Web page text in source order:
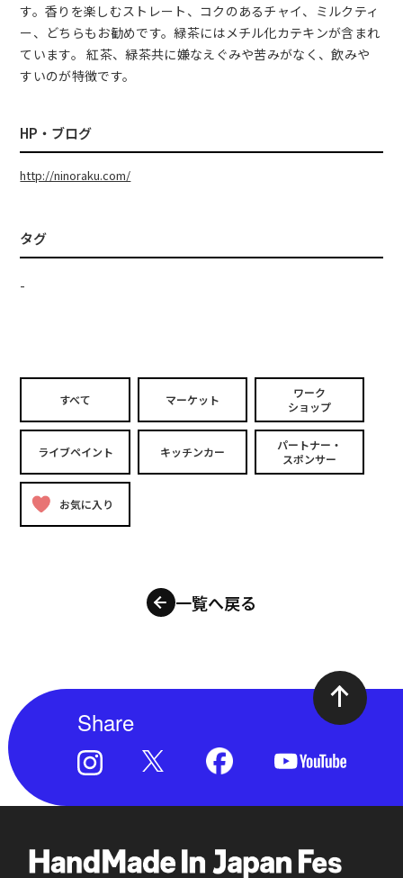
す。香りを楽しむストレート、コクのあるチャイ、ミルクティ
ー、どちらもお勧めです。緑茶にはメチル化カテキンが含まれ
ています。 紅茶、緑茶共に嫌なえぐみや苦みがなく、飲みや
すいのが特徴です。
HP・ブログ
http://ninoraku.com/
タグ
-
すべて マーケット
ワーク
ショップ
ライブペイント キッチンカー
パートナー・
スポンサー
お気に入り
一覧へ戻る
Share